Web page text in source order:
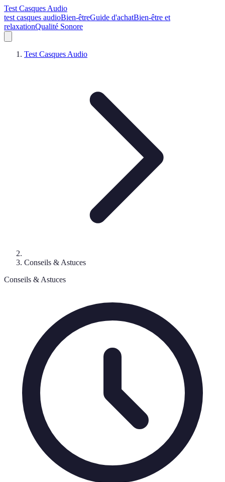
Test Casques Audio
test casques audioBien-êtreGuide d'achatBien-être et
relaxationQualité Sonore
Test Casques Audio
Conseils & Astuces
Conseils & Astuces